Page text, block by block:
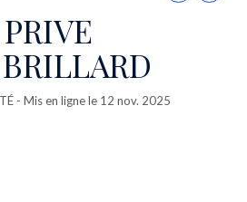
- Mis en ligne le 12 nov. 2025